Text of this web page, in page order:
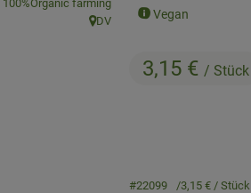
Vegan
3,15 € / Stück
100%Organic farming
, origin:
DV
#22099 3,15 € / Stück